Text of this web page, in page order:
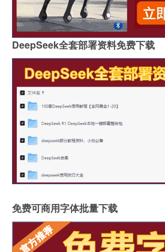
DeepSeek全套部署资料免费下载
免费可商用字体批量下载